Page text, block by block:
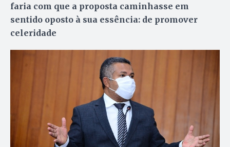
faria com que a proposta caminhasse em
sentido oposto à sua essência: de promover
celeridade